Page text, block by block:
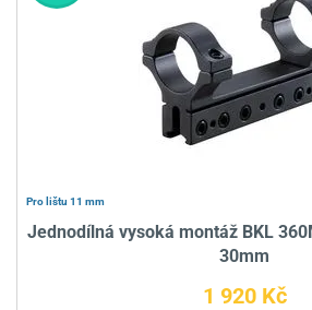
Pro lištu 11 mm
Jednodílná vysoká montáž BKL
30mm
1 920 Kč